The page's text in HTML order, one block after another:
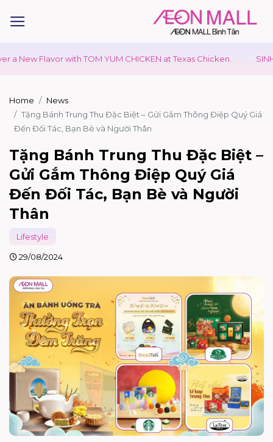
with TOM YUM CHICKEN at Texas Chicken. SINH NHẬT
Home
News
Tặng Bánh Trung Thu Đặc Biệt – Gửi Gắm Thông Điệp Quý Giá
Đến Đối Tác, Bạn Bè và Người Thân
Tặng Bánh Trung Thu Đặc Biệt –
Gửi Gắm Thông Điệp Quý Giá
Đến Đối Tác, Bạn Bè và Người
Thân
Lifestyle
29/08/2024